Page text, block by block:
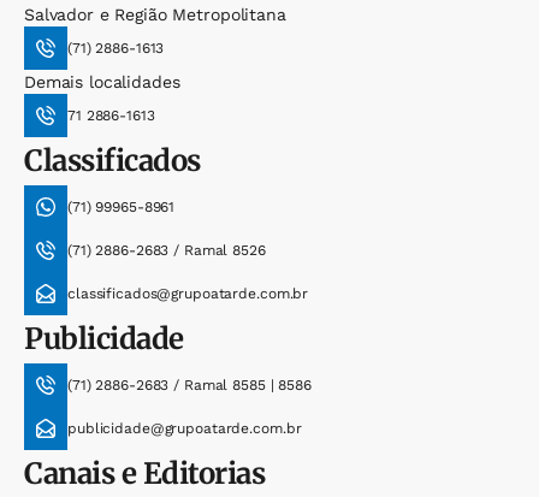
Salvador e Região Metropolitana
(71) 2886-1613
Demais localidades
71 2886-1613
Classificados
(71) 99965-8961
(71) 2886-2683 / Ramal 8526
classificados@grupoatarde.com.br
Publicidade
(71) 2886-2683 / Ramal 8585 | 8586
publicidade@grupoatarde.com.br
Canais e Editorias